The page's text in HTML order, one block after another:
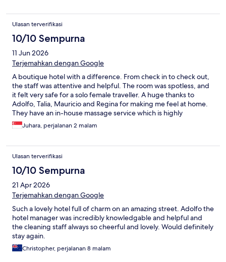
Ulasan terverifikasi
10/10 Sempurna
11 Jun 2026
Terjemahkan dengan Google
A boutique hotel with a difference. From check in to check out,
the staff was attentive and helpful. The room was spotless, and
it felt very safe for a solo female traveller. A huge thanks to
Adolfo, Talia, Mauricio and Regina for making me feel at home.
They have an in-house massage service which is highly
recommended.
Juhara, perjalanan 2 malam
Ulasan terverifikasi
10/10 Sempurna
21 Apr 2026
Terjemahkan dengan Google
Such a lovely hotel full of charm on an amazing street. Adolfo the
hotel manager was incredibly knowledgable and helpful and
the cleaning staff always so cheerful and lovely. Would definitely
stay again.
Christopher, perjalanan 8 malam